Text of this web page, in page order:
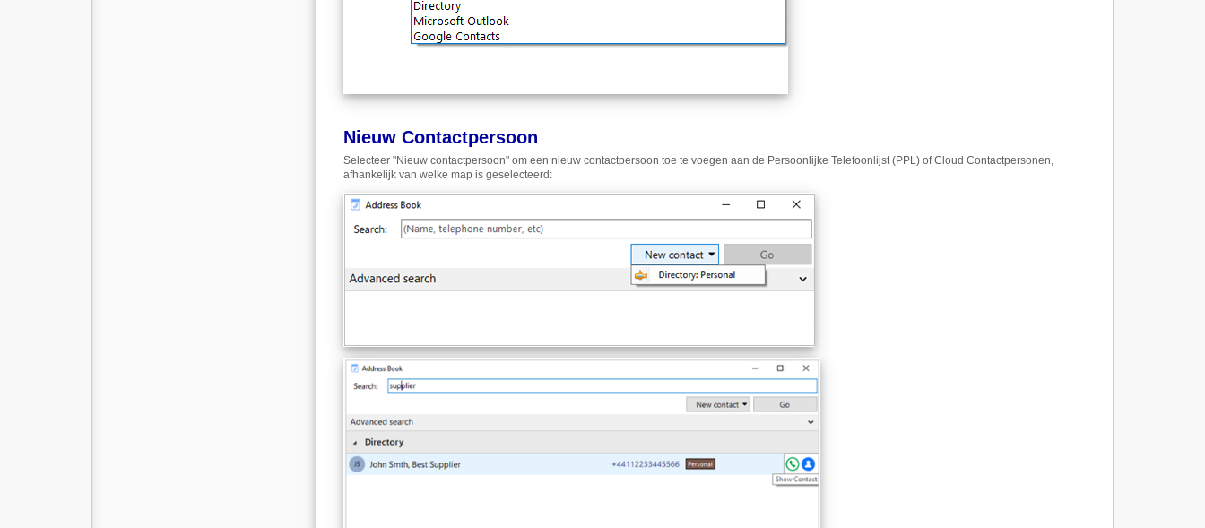
Nieuw Contactpersoon
Selecteer "Nieuw contactpersoon" om een nieuw contactpersoon toe te voegen aan de Persoonlijke Telefoonlijst (PPL) of Cloud Contactpersonen,
afhankelijk van welke map is geselecteerd: